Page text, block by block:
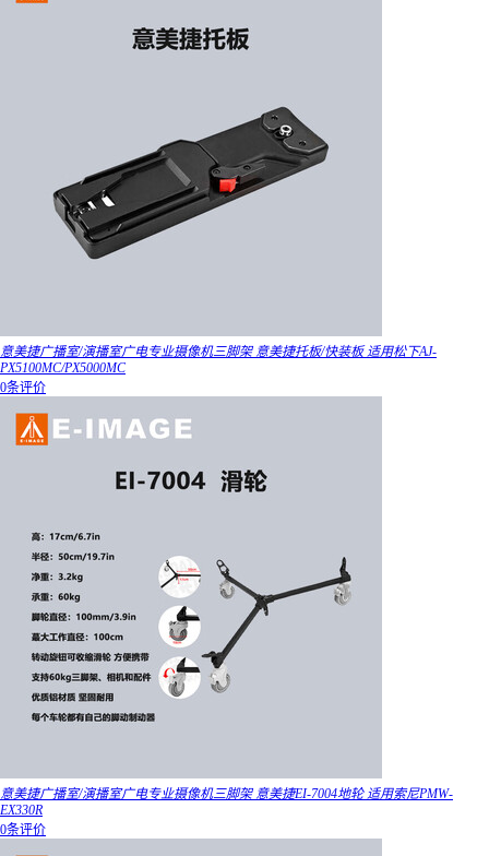
意美捷广播室/演播室广电专业摄像机三脚架 意美捷托板/快装板 适用松下AJ-
PX5100MC/PX5000MC
0条评价
意美捷广播室/演播室广电专业摄像机三脚架 意美捷EI-7004地轮 适用索尼PMW-
EX330R
0条评价